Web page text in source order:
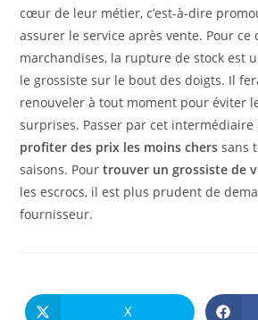
cœur de leur métier, c’est-à-dire
assurer le service après vente. Pour ce
marchandises, la rupture de stock est
le grossiste sur le bout des doigts. Il
renouveler à tout moment pour éviter
surprises. Passer par cet intermédiaire
profiter des prix les moins chers sans
saisons. Pourtrouver un grossiste de
les escrocs, il est plus prudent de
fournisseur.
CE
Ouvrir
X